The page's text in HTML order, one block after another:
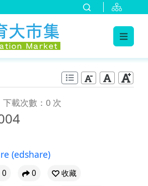
下載次數：0 次
(edshare)
0 0
收藏